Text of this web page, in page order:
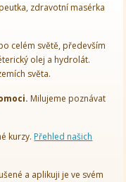
zdravotní masérka
celém světě, především
olej a hydrolát.
světa.
Milujeme poznávat
kurzy. Přehled našich
a aplikuji je ve svém